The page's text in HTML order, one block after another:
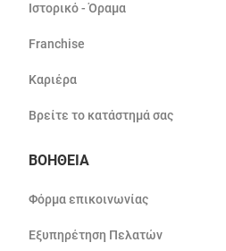
Ιστορικό - Όραμα
Franchise
Καριέρα
Βρείτε το κατάστημά σας
ΒΟΗΘΕΙΑ
Φόρμα επικοινωνίας
Εξυπηρέτηση Πελατών